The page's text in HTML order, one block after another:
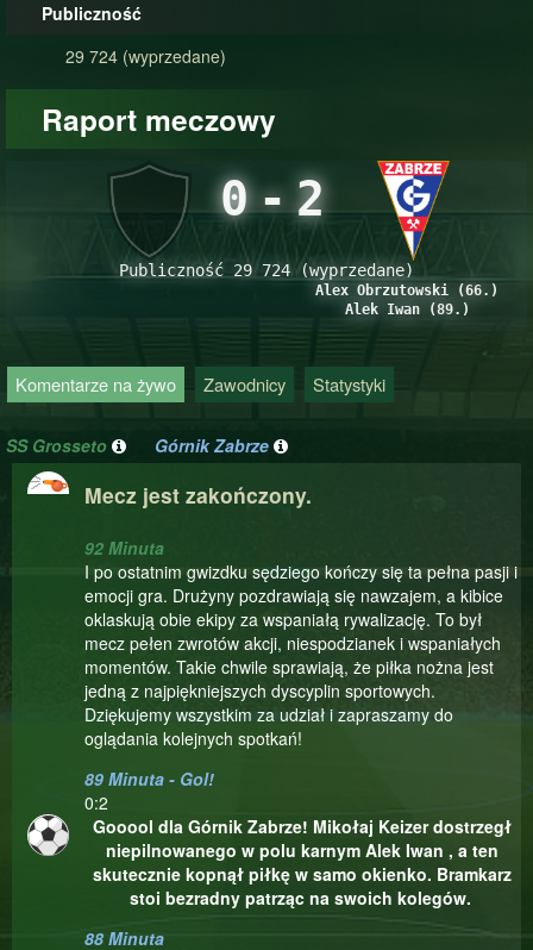
Publiczność
29 724 (wyprzedane)
Raport meczowy
0-2
Publiczność 29 724 (wyprzedane)
Alex Obrzutowski (66.)
Alek Iwan (89.)
Komentarze na żywo Zawodnicy Statystyki
SS Grosseto Górnik Zabrze
Mecz jest zakończony.
92 Minuta
I po ostatnim gwizdku sędziego kończy się ta pełna pasji i
emocji gra. Drużyny pozdrawiają się nawzajem, a kibice
oklaskują obie ekipy za wspaniałą rywalizację. To był
mecz pełen zwrotów akcji, niespodzianek i wspaniałych
momentów. Takie chwile sprawiają, że piłka nożna jest
jedną z najpiękniejszych dyscyplin sportowych.
Dziękujemy wszystkim za udział i zapraszamy do
oglądania kolejnych spotkań!
89 Minuta - Gol!
0:2
Gooool dla Górnik Zabrze! Mikołaj Keizer dostrzegł
niepilnowanego w polu karnym Alek Iwan , a ten
skutecznie kopnął piłkę w samo okienko. Bramkarz
stoi bezradny patrząc na swoich kolegów.
88 Minuta